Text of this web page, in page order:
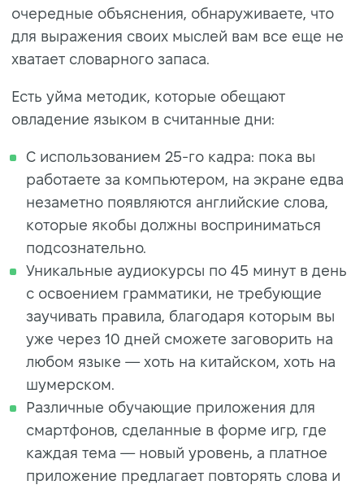
очередные объяснения, обнаруживаете, что
для выражения своих мыслей вам все еще не
хватает словарного запаса.
Есть уйма методик, которые обещают
овладение языком в считанные дни:
С использованием 25-го кадра: пока вы
работаете за компьютером, на экране едва
незаметно появляются английские слова,
которые якобы должны восприниматься
подсознательно.
Уникальные аудиокурсы по 45 минут в день
с освоением грамматики, не требующие
заучивать правила, благодаря которым вы
уже через 10 дней сможете заговорить на
любом языке — хоть на китайском, хоть на
шумерском.
Различные обучающие приложения для
смартфонов, сделанные в форме игр, где
каждая тема — новый уровень, а платное
приложение предлагает повторять слова и